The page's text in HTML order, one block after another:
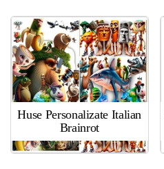
Huse Personalizate Italian
Brainrot